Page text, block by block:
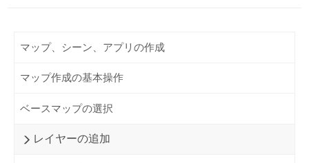
マップ、シーン、アプリの作成
マップ作成の基本操作
ベースマップの選択
レイヤーの追加